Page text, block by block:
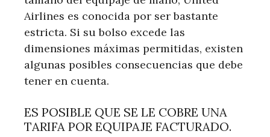
Airlines es conocida por ser bastante
estricta. Si su bolso excede las
dimensiones máximas permitidas, existen
algunas posibles consecuencias que debe
tener en cuenta.
ES POSIBLE QUE SE LE COBRE UNA
TARIFA POR EQUIPAJE FACTURADO.